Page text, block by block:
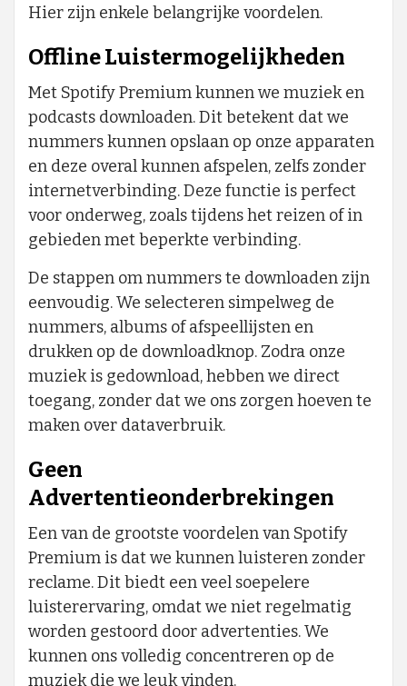
Hier zijn enkele belangrijke voordelen.
Offline Luistermogelijkheden
Met Spotify Premium kunnen we muziek en
podcasts downloaden. Dit betekent dat we
nummers kunnen opslaan op onze apparaten
en deze overal kunnen afspelen, zelfs zonder
internetverbinding. Deze functie is perfect
voor onderweg, zoals tijdens het reizen of in
gebieden met beperkte verbinding.
De stappen om nummers te downloaden zijn
eenvoudig. We selecteren simpelweg de
nummers, albums of afspeellijsten en
drukken op de downloadknop. Zodra onze
muziek is gedownload, hebben we direct
toegang, zonder dat we ons zorgen hoeven te
maken over dataverbruik.
Geen
Advertentieonderbrekingen
Een van de grootste voordelen van Spotify
Premium is dat we kunnen luisteren zonder
reclame. Dit biedt een veel soepelere
luisterervaring, omdat we niet regelmatig
worden gestoord door advertenties. We
kunnen ons volledig concentreren op de
muziek die we leuk vinden.